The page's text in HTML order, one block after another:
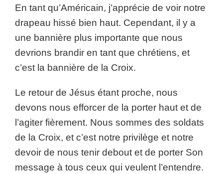
En tant qu’Américain, j’apprécie de voir notre
drapeau hissé bien haut. Cependant, il y a
une bannière plus importante que nous
devrions brandir en tant que chrétiens, et
c’est la bannière de la Croix.
Le retour de Jésus étant proche, nous
devons nous efforcer de la porter haut et de
l’agiter fièrement. Nous sommes des soldats
de la Croix, et c’est notre privilège et notre
devoir de nous tenir debout et de porter Son
message à tous ceux qui veulent l’entendre.